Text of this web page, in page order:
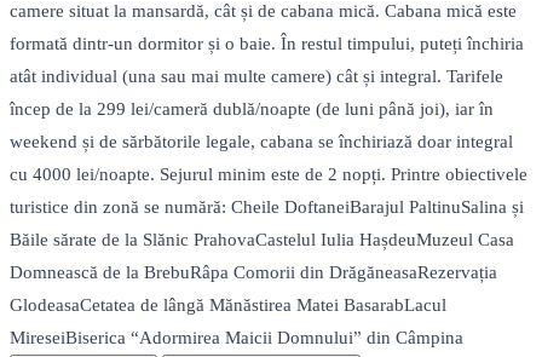
camere situat la mansardă, cât și de cabana mică. Cabana mică este
formată dintr-un dormitor și o baie. În restul timpului, puteți închiria
atât individual (una sau mai multe camere) cât și integral. Tarifele
încep de la 299 lei/cameră dublă/noapte (de luni până joi), iar în
weekend și de sărbătorile legale, cabana se închiriază doar integral
cu 4000 lei/noapte. Sejurul minim este de 2 nopți. Printre obiectivele
turistice din zonă se numără: Cheile DoftaneiBarajul PaltinuSalina și
Băile sărate de la Slănic PrahovaCastelul Iulia HașdeuMuzeul Casa
Domnească de la BrebuRâpa Comorii din DrăgăneasaRezervația
GlodeasaCetatea de lângă Mănăstirea Matei BasarabLacul
MireseiBiserica “Adormirea Maicii Domnului” din Câmpina